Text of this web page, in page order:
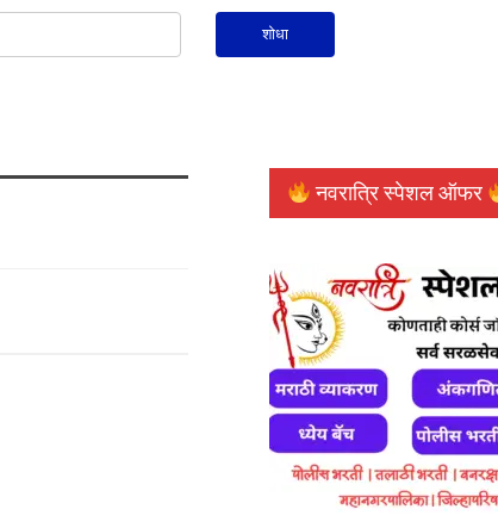
नवरात्रि स्पेशल ऑफर